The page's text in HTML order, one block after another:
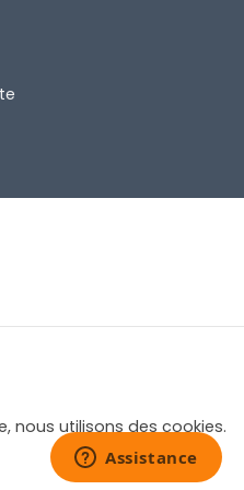
nous utilisons des cookies.